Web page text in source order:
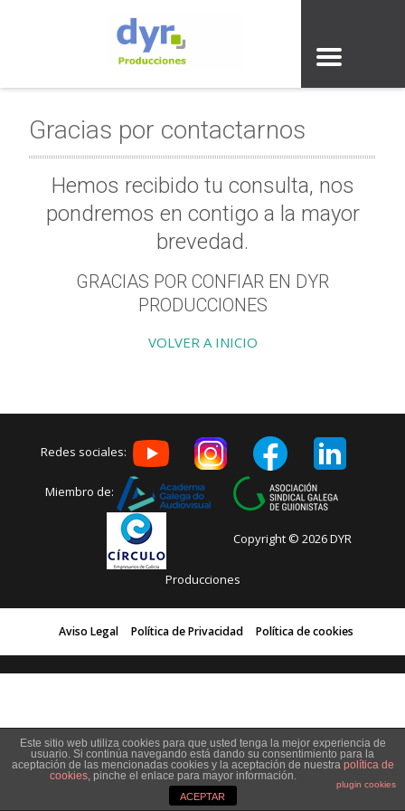
Gracias por contactarnos
Hemos recibido tu consulta, nos
pondremos en contigo a la mayor
brevedad.
GRACIAS POR CONFIAR EN DYR
PRODUCCIONES
VOLVER A INICIO
Redes sociales:
Miembro de:
Copyright © 2026 DYR
Producciones
Aviso Legal Política de Privacidad Política de cookies
Este sitio web utiliza cookies para que usted tenga la mejor experiencia de
usuario. Si continúa navegando está dando su consentimiento para la
aceptación de las mencionadas cookies y la aceptación de nuestra política de
cookies, pinche el enlace para mayor información.
plugin cookies
ACEPTAR